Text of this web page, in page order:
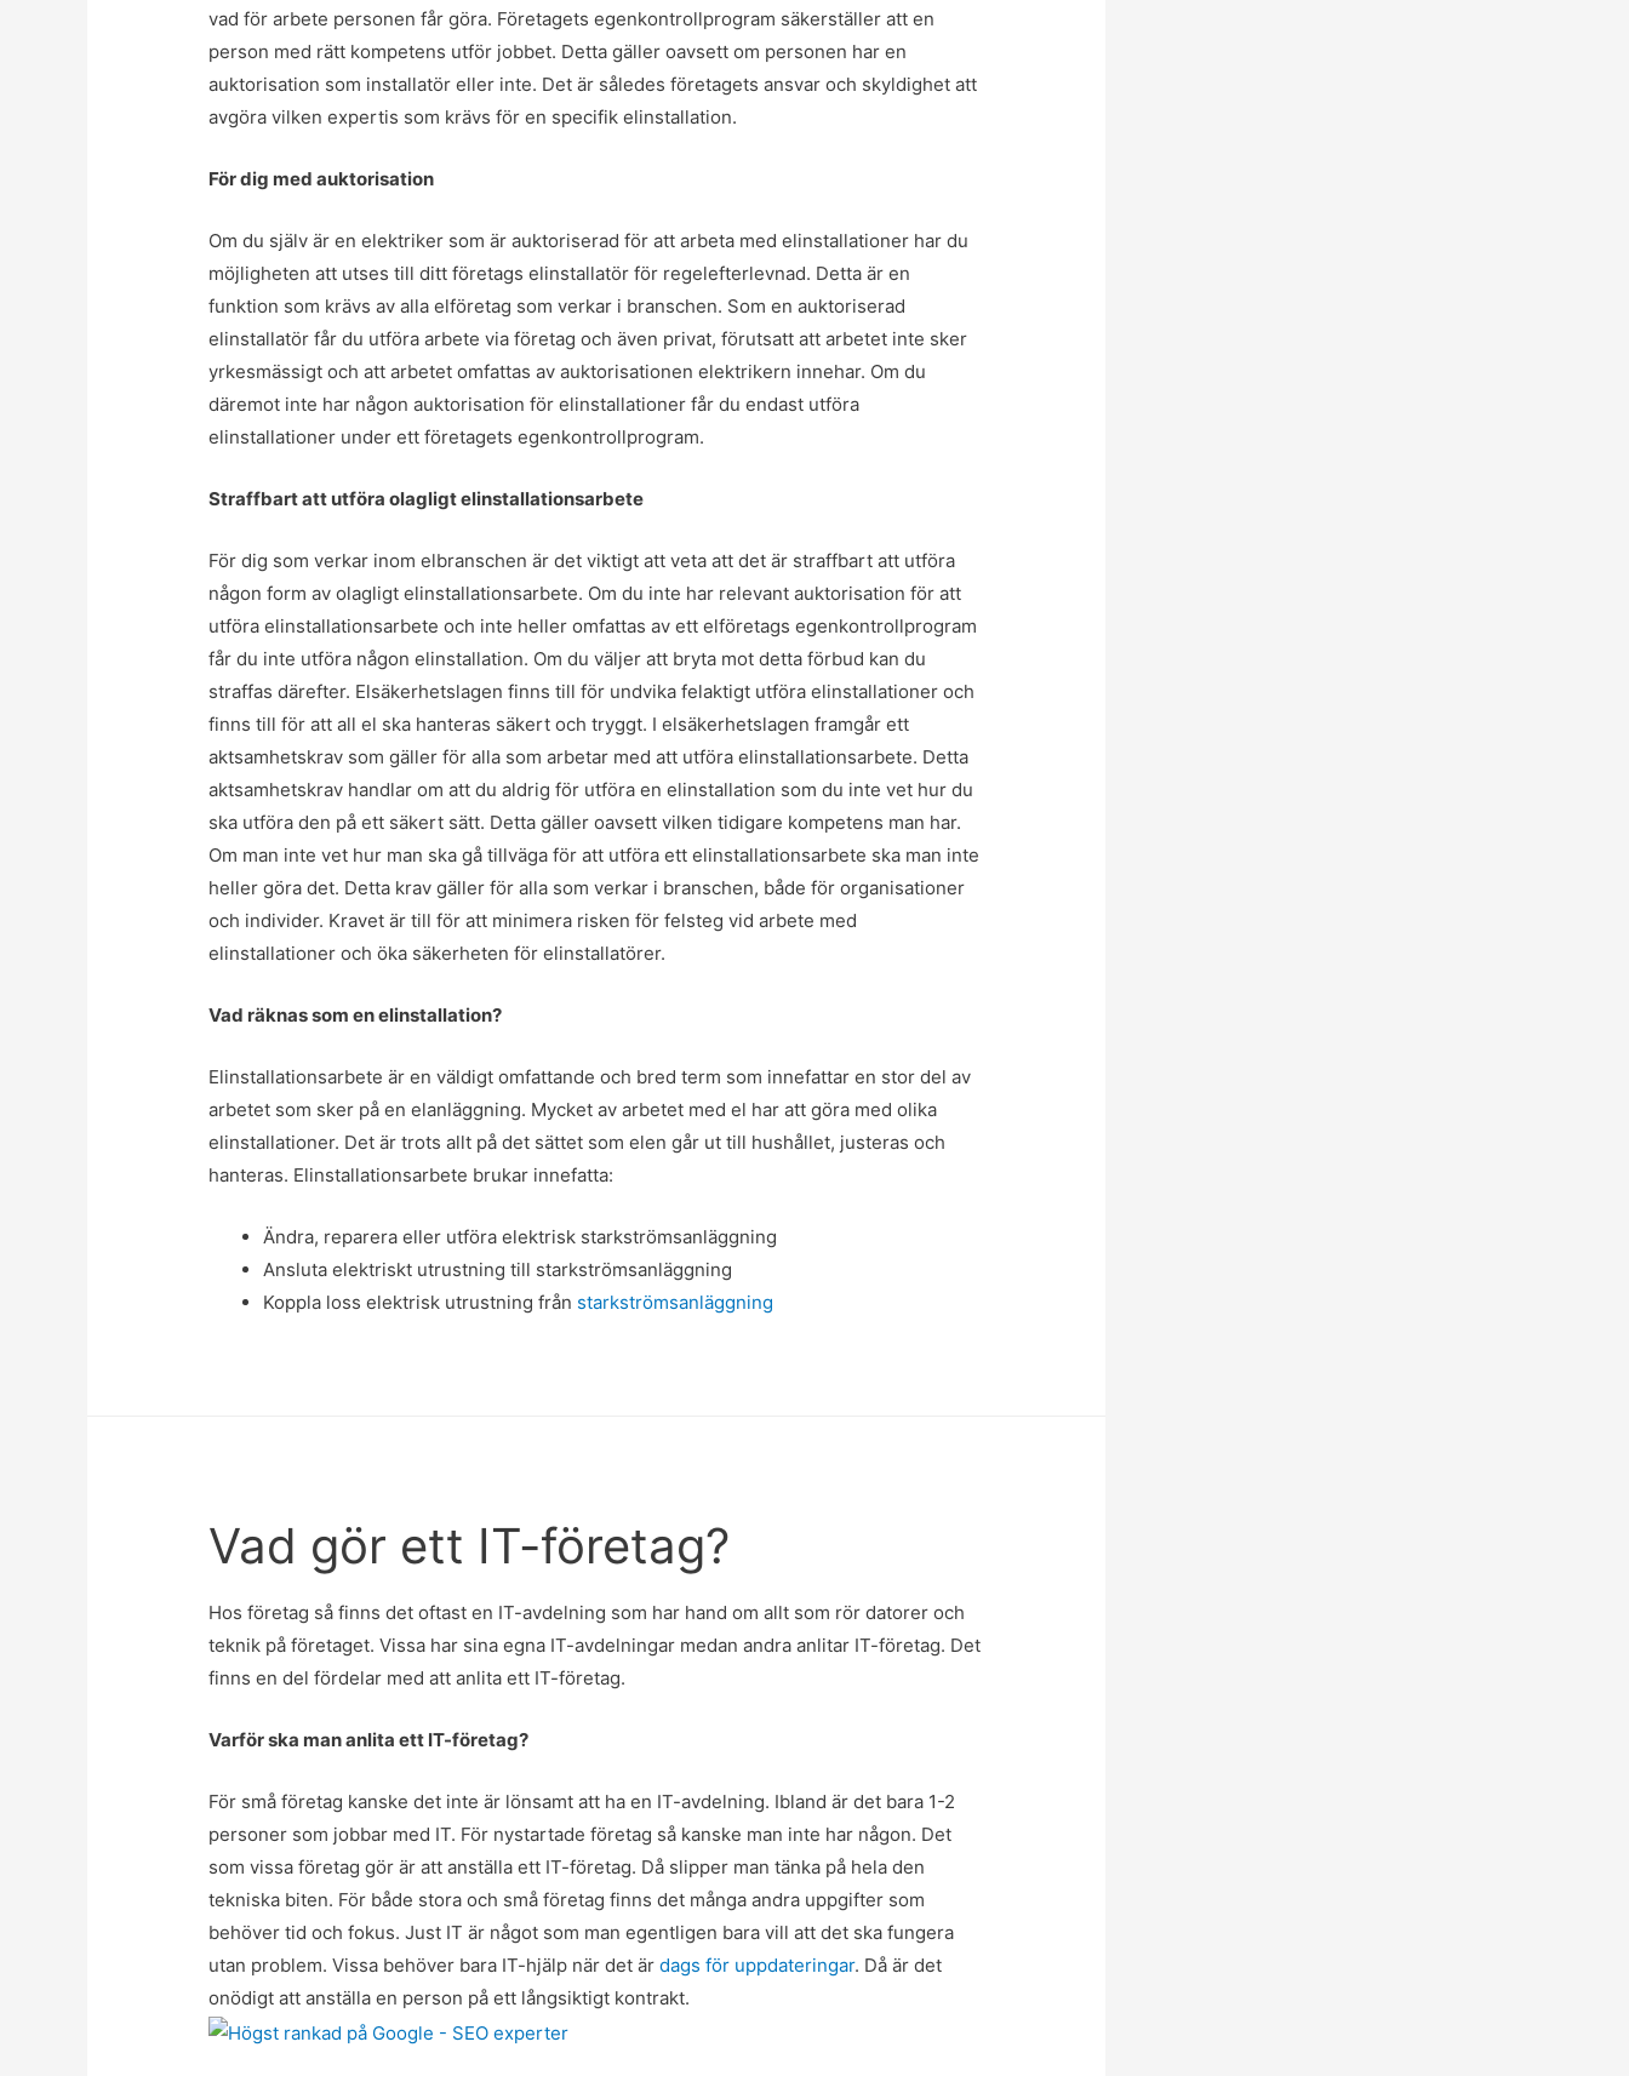
vad för arbete personen får göra. Företagets egenkontrollprogram säkerställer att en
person med rätt kompetens utför jobbet. Detta gäller oavsett om personen har en
auktorisation som installatör eller inte. Det är således företagets ansvar och skyldighet att
avgöra vilken expertis som krävs för en specifik elinstallation.
För dig med auktorisation
Om du själv är en elektriker som är auktoriserad för att arbeta med elinstallationer har du
möjligheten att utses till ditt företags elinstallatör för regelefterlevnad. Detta är en
funktion som krävs av alla elföretag som verkar i branschen. Som en auktoriserad
elinstallatör får du utföra arbete via företag och även privat, förutsatt att arbetet inte sker
yrkesmässigt och att arbetet omfattas av auktorisationen elektrikern innehar. Om du
däremot inte har någon auktorisation för elinstallationer får du endast utföra
elinstallationer under ett företagets egenkontrollprogram.
Straffbart att utföra olagligt elinstallationsarbete
För dig som verkar inom elbranschen är det viktigt att veta att det är straffbart att utföra
någon form av olagligt elinstallationsarbete. Om du inte har relevant auktorisation för att
utföra elinstallationsarbete och inte heller omfattas av ett elföretags egenkontrollprogram
får du inte utföra någon elinstallation. Om du väljer att bryta mot detta förbud kan du
straffas därefter. Elsäkerhetslagen finns till för undvika felaktigt utföra elinstallationer och
finns till för att all el ska hanteras säkert och tryggt. I elsäkerhetslagen framgår ett
aktsamhetskrav som gäller för alla som arbetar med att utföra elinstallationsarbete. Detta
aktsamhetskrav handlar om att du aldrig för utföra en elinstallation som du inte vet hur du
ska utföra den på ett säkert sätt. Detta gäller oavsett vilken tidigare kompetens man har.
Om man inte vet hur man ska gå tillväga för att utföra ett elinstallationsarbete ska man inte
heller göra det. Detta krav gäller för alla som verkar i branschen, både för organisationer
och individer. Kravet är till för att minimera risken för felsteg vid arbete med
elinstallationer och öka säkerheten för elinstallatörer.
Vad räknas som en elinstallation?
Elinstallationsarbete är en väldigt omfattande och bred term som innefattar en stor del av
arbetet som sker på en elanläggning. Mycket av arbetet med el har att göra med olika
elinstallationer. Det är trots allt på det sättet som elen går ut till hushållet, justeras och
hanteras. Elinstallationsarbete brukar innefatta:
Ändra, reparera eller utföra elektrisk starkströmsanläggning
Ansluta elektriskt utrustning till starkströmsanläggning
Koppla loss elektrisk utrustning från starkströmsanläggning
Vad gör ett IT-företag?
Hos företag så finns det oftast en IT-avdelning som har hand om allt som rör datorer och
teknik på företaget. Vissa har sina egna IT-avdelningar medan andra anlitar IT-företag. Det
finns en del fördelar med att anlita ett IT-företag.
Varför ska man anlita ett IT-företag?
För små företag kanske det inte är lönsamt att ha en IT-avdelning. Ibland är det bara 1-2
personer som jobbar med IT. För nystartade företag så kanske man inte har någon. Det
som vissa företag gör är att anställa ett IT-företag. Då slipper man tänka på hela den
tekniska biten. För både stora och små företag finns det många andra uppgifter som
behöver tid och fokus. Just IT är något som man egentligen bara vill att det ska fungera
utan problem. Vissa behöver bara IT-hjälp när det ärdags för uppdateringar. Då är det
onödigt att anställa en person på ett långsiktigt kontrakt.